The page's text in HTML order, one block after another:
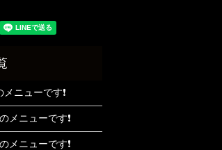
ニューです❗
メニューです❗
メニューです❗